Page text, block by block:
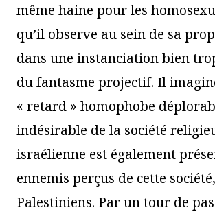
même haine pour les
qu’il observe au sein de sa
dans une instanciation bien
du fantasme projectif. Il
« retard » homophobe
indésirable de la société
israélienne est également
ennemis perçus de cette
Palestiniens. Par un tour de